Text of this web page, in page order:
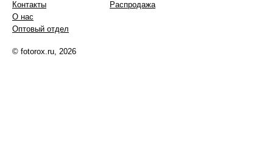
Контакты
О нас
Оптовый отдел
Распродажа
© fotorox.ru, 2026